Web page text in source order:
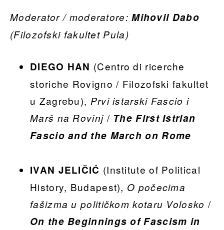
Moderator / moderatore:Mihovil Dabo
(Filozofski fakultet Pula)
DIEGO HAN (Centro di ricerche
storiche Rovigno / Filozofski fakultet
u Zagrebu), Prvi istarski Fascio i
Marš na Rovinj / The First Istrian
Fascio and the March on Rome
IVAN JELIČIĆ (Institute of Political
History, Budapest), O počecima
fašizma u političkom kotaru Volosko /
On the Beginnings of Fascism in